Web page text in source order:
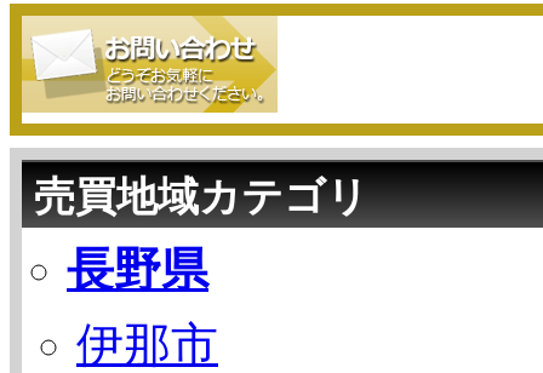
売買地域カテゴリ
長野県
伊那市